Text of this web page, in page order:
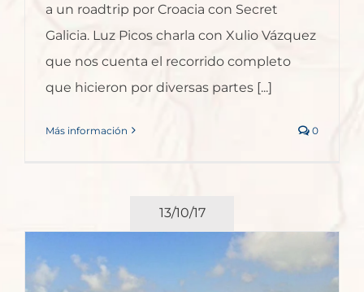
a un roadtrip por Croacia con Secret
Galicia. Luz Picos charla con Xulio Vázquez
que nos cuenta el recorrido completo
que hicieron por diversas partes [...]
Más información 0
13/10/17